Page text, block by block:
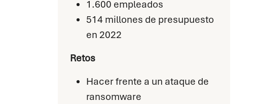
1.600 empleados
514 millones de presupuesto
en 2022
Retos
Hacer frente a un ataque de
ransomware